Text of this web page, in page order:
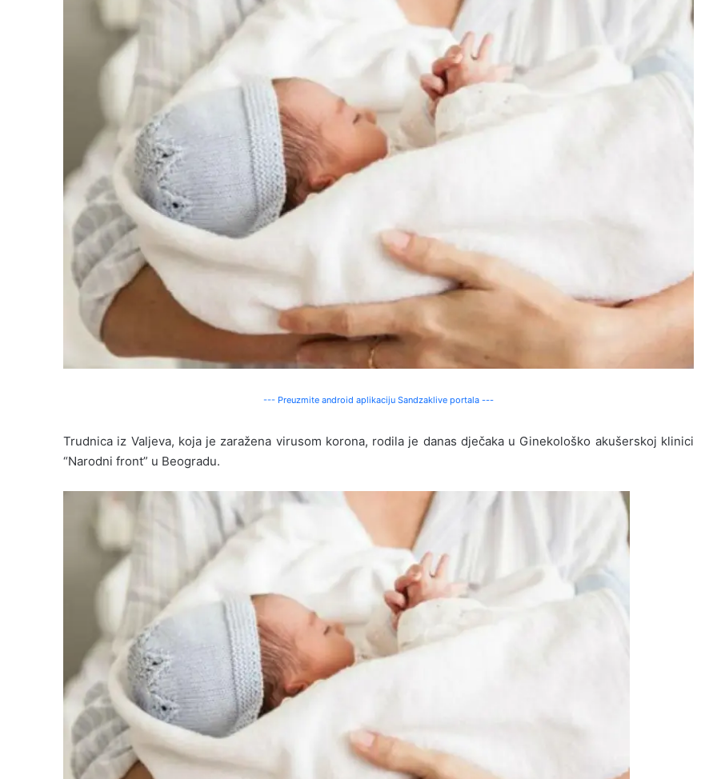
--- Preuzmite android aplikaciju Sandzaklive portala ---
Trudnica iz Valjeva, koja je zaražena virusom korona, rodila je danas dječaka u Ginekološko akušerskoj klinici
“Narodni front” u Beogradu.